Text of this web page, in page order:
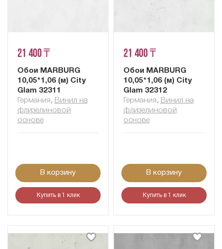
21 400 ₸
Обои MARBURG
10,05*1,06 (м) City
Glam 32311
Германия , Винил на
флизелиновой
основе
В корзину
Купить в 1 клик
21 400 ₸
Обои MARBURG
10,05*1,06 (м) City
Glam 32312
Германия , Винил на
флизелиновой
основе
В корзину
Купить в 1 клик